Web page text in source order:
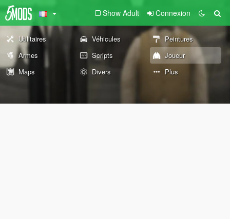
Show Adult Connexion
Utilitaires Véhicules
Peintures
Armes
Scripts
Joueur
Maps
Divers Plus